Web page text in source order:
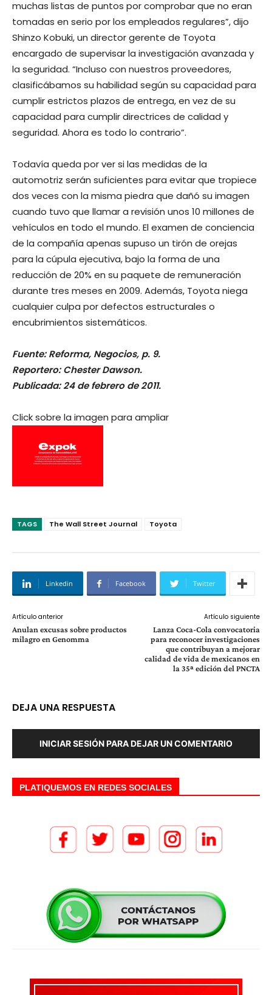
muchas listas de puntos por comprobar que no eran
tomadas en serio por los empleados regulares”, dijo
Shinzo Kobuki, un director gerente de Toyota
encargado de supervisar la investigación avanzada y
la seguridad. “Incluso con nuestros proveedores,
clasificábamos su habilidad según su capacidad para
cumplir estrictos plazos de entrega, en vez de su
capacidad para cumplir directrices de calidad y
seguridad. Ahora es todo lo contrario”.
Todavía queda por ver si las medidas de la
automotriz serán suficientes para evitar que tropiece
dos veces con la misma piedra que dañó su imagen
cuando tuvo que llamar a revisión unos 10 millones de
vehículos en todo el mundo. El examen de conciencia
de la compañía apenas supuso un tirón de orejas
para la cúpula ejecutiva, bajo la forma de una
reducción de 20% en su paquete de remuneración
durante tres meses en 2009. Además, Toyota niega
cualquier culpa por defectos estructurales o
encubrimientos sistemáticos.
Fuente: Reforma, Negocios, p. 9.
Reportero: Chester Dawson.
Publicada: 24 de febrero de 2011.
Click sobre la imagen para ampliar
TAGS The Wall Street Journal Toyota
Linkedin Facebook Twitter
Artículo anterior
Anulan excusas sobre productos
milagro en Genomma
Artículo siguiente
Lanza Coca-Cola convocatoria
para reconocer investigaciones
que contribuyan a mejorar
calidad de vida de mexicanos en
la 35ª edición del PNCTA
DEJA UNA RESPUESTA
INICIAR SESIÓN PARA DEJAR UN COMENTARIO
PLATIQUEMOS EN REDES SOCIALES